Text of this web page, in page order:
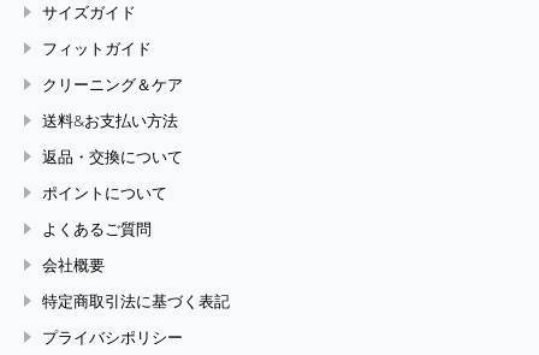
サイズガイド
フィットガイド
クリーニング＆ケア
送料&お支払い方法
返品・交換について
ポイントについて
よくあるご質問
会社概要
特定商取引法に基づく表記
プライバシポリシー